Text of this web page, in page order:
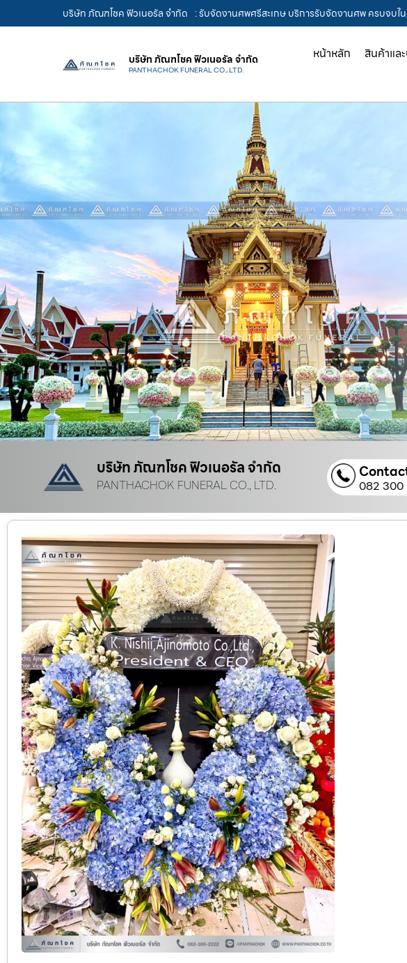
บริษัท ภัณฑโชค ฟิวเนอรัล จำกัด : รับจัดงานศพศรีสะเกษ บริการรับจัดงานศพ ครบจบใ
บริษัท ภัณฑโชค ฟิวเนอรัล จำกัด
PANTHACHOK FUNERAL CO., LTD.
หน้าหลัก สินค้าแล
บริษัท ภัณฑโชค ฟิวเนอรัล จำกัด
PANTHACHOK FUNERAL CO., LTD. 082 300